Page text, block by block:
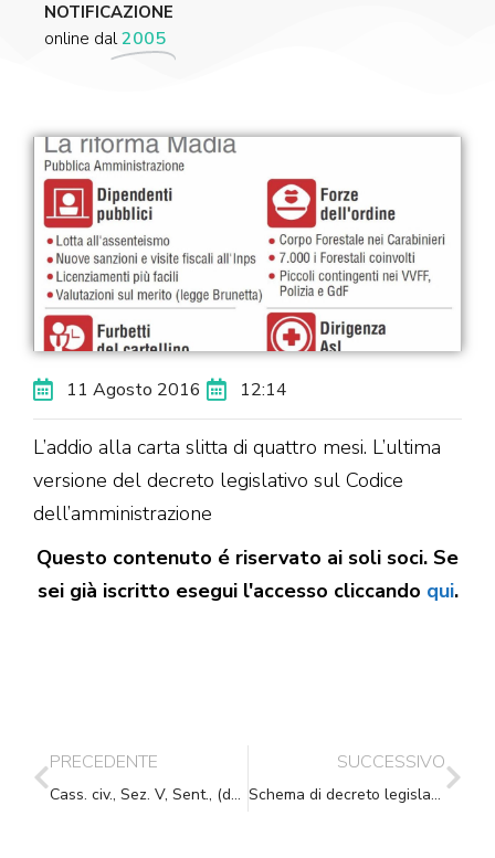
NOTIFICAZIONE
online dal2005
11 Agosto 2016 12:14
L’addio alla carta slitta di quattro mesi. L’ultima
versione del decreto legislativo sul Codice
dell’amministrazione
Questo contenuto é riservato ai soli soci. Se
sei già iscritto esegui l'accesso cliccando qui.
PRECEDENTE
Cass. civ., Sez. V, Sent., (data ud. 16/05/2016) 09/08/2016, n. 16758
SUCCESSIVO
Schema di decreto legislativo recante modifiche ed integrazioni al Codice dell’amministrazione digitale